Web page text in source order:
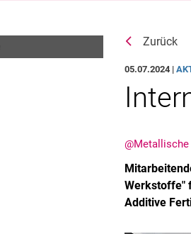
Zurück
05.07.2024 |
Werkstoffe"
Additive